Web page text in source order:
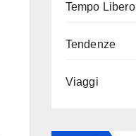
Tempo Libero
Tendenze
Viaggi